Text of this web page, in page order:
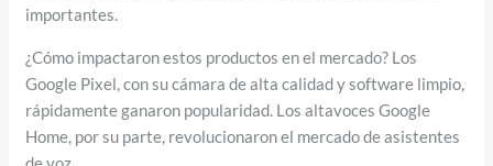
importantes.
¿Cómo impactaron estos productos en el mercado? Los
Google Pixel, con su cámara de alta calidad y software limpio,
rápidamente ganaron popularidad. Los altavoces Google
Home, por su parte, revolucionaron el mercado de asistentes